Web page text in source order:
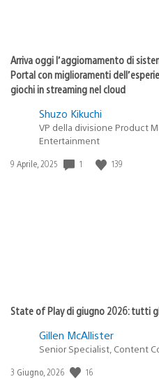
Arriva oggi l’aggiornamento di
Portal con miglioramenti
giochi in streaming nel cloud
Shuzo Kikuchi
VP della divisione Product
Entertainment
Data
9 Aprile, 2025 1 139
State of Play di giugno 2026: tutti
Gillen McAllister
Senior Specialist, Content
Data
3 Giugno, 2026 16